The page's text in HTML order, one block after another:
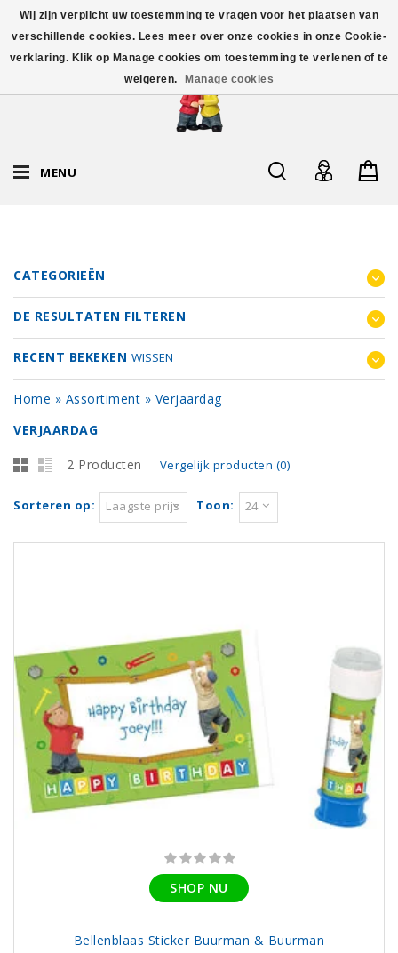
MENU
CATEGORIEËN
DE RESULTATEN FILTEREN
RECENT BEKEKEN WISSEN
Home » Assortiment » Verjaardag
VERJAARDAG
2 Producten Vergelijk producten (0)
Sorteren op: Laagste prijs Toon: 24
SHOP NU
Bellenblaas Sticker Buurman & Buurman
Wij zijn verplicht uw toestemming te vragen voor het plaatsen van
verschillende cookies. Lees meer over onze cookies in onze Cookie-
verklaring. Klik op Manage cookies om toestemming te verlenen of te
weigeren.
Manage cookies